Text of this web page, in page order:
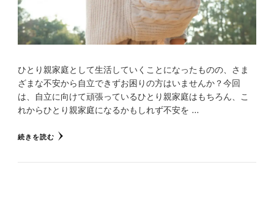
ひとり親家庭として生活していくことになったものの、さま
ざまな不安から自立できずお困りの方はいませんか？今回
は、自立に向けて頑張っているひとり親家庭はもちろん、こ
れからひとり親家庭になるかもしれず不安を …
続きを読む